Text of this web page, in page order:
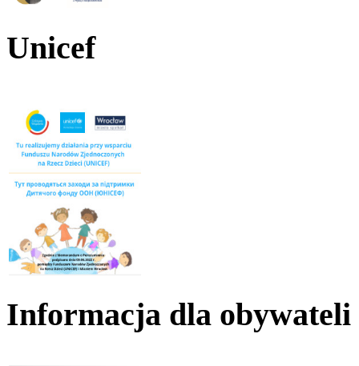
Unicef
Informacja dla